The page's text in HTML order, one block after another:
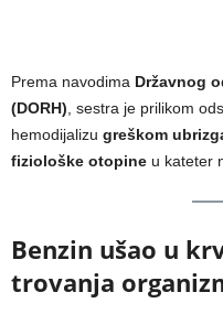
Prema navodima Državnog
(DORH) , sestra je prilikom
hemodijalizu greškom
fiziološke otopine u kateter
Benzin ušao u
trovanja